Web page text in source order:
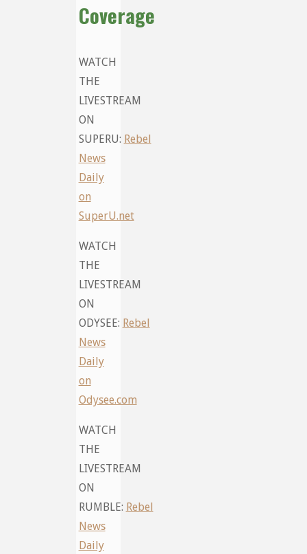
Coverage
WATCH
THE
LIVESTREAM
ON
SUPERU: Rebel
News
Daily
on
SuperU.net
WATCH
THE
LIVESTREAM
ON
ODYSEE: Rebel
News
Daily
on
Odysee.com
WATCH
THE
LIVESTREAM
ON
RUMBLE: Rebel
News
Daily